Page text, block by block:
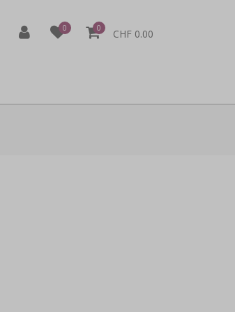
0 0 CHF 0.00